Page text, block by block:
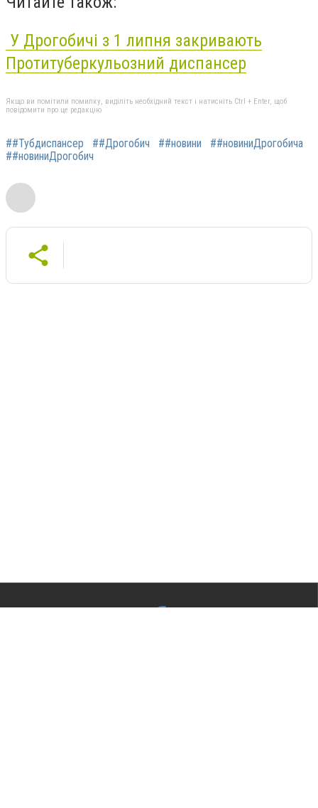
У Дрогобичі з 1 липня закривають
Протитуберкульозний диспансер
Якщо ви помітили помилку, виділіть необхідний текст і натисніть Ctrl + Enter, щоб
повідомити про це редакцію
##Тубдиспансер ##Дрогобич ##новини
##новиниДрогобича
##новиниДрогобич